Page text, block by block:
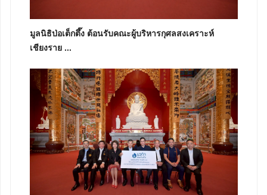
มูลนิธิป่อเต็กตึ๊ง ต้อนรับคณะผู้บริหารกุศลสงเคราะห์
เชียงราย ...